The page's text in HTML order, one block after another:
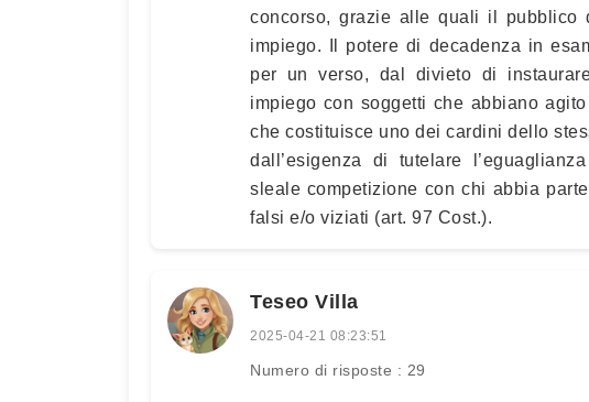
concorso, grazie alle quali il pubblico
impiego. Il potere di decadenza in
per un verso, dal divieto di
impiego con soggetti che abbiano
che costituisce uno dei cardini dello
dall’esigenza di tutelare
sleale competizione con chi abbia
falsi e/o viziati (art. 97 Cost.).
Teseo Villa
2025-04-21 08:23:51
Numero di risposte : 29